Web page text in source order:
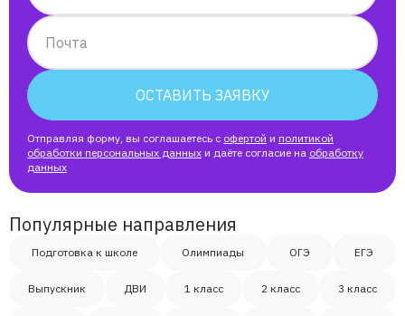
Почта
ОСТАВИТЬ ЗАЯВКУ
Отправляя форму, вы соглашаетесь с офертой и политикой
обработки персональных данных и даёте согласие на обработку
данных
Популярные направления
Подготовка к школе Олимпиады ОГЭ ЕГЭ
Выпускник ДВИ 1 класс 2 класс 3 класс